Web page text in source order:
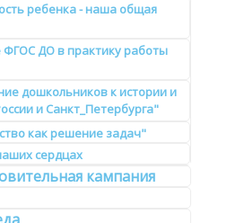
ребенка - наша общая
ФГОС ДО в практику работы
дошкольников к истории и
и Санкт_Петербурга"
как решение задач"
сердцах
кампания